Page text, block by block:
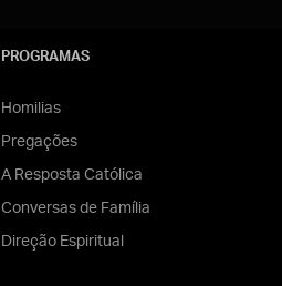
PROGRAMAS
Homilias
Pregações
A Resposta Católica
Conversas de Família
Direção Espiritual